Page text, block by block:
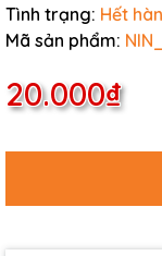
Tình trạng: Hết
Mã sản phẩm:
20.000₫